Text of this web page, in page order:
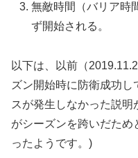
無敵時間（バリア時
ず開始される。
以下は、以前（
ズン開始時に防衛成功
スが発生しなかった説明
がシーズンを跨いだた
ったようです。)